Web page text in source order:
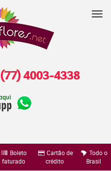
(77) 4003-4338
Boleto
faturado
Cartão de
crédito
Todo o
Brasil